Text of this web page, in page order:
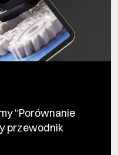
“Porównanie
przewodnik